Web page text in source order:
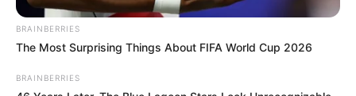
BRAINBERRIES
The Most Surprising Things About FIFA World Cup 2026
BRAINBERRIES